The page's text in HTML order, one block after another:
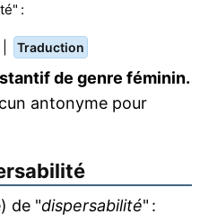
:
Traduction
de genre féminin.
antonyme pour
de "dispersabilité" :